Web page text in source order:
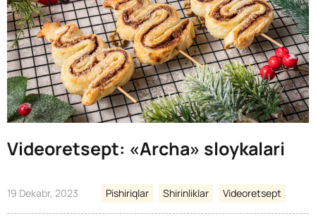
Videoretsept: «Archa» sloykalari
19 Dekabr, 2023 Pishiriqlar Shirinliklar Videoretsept